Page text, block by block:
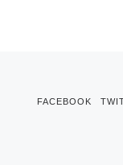
FACEBOOK